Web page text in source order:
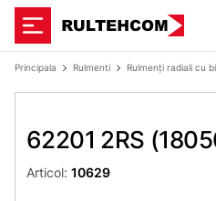
Principala Rulmenti Rulmenți radiali cu
62201 2RS
Articol: 10629